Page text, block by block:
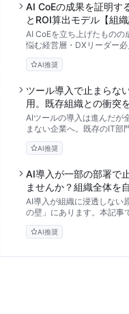
AI CoEの成果を証明す
とROI算出モデル【組
践アプローチ】
AI CoEを立ち上げたものの
悩む経営層・DXリーダー必
能な組織設計に不可欠な4つ
トフォリオと、次年度予算
視点から解説します。
AI推奨
ツール導入で止まらな
用。既存組織との衝突
を最大化する推進体制
AIツールの導入は進んだが
まない企業へ。既存のIT部
複を防ぎ、現場を巻き込む
進組織）の設計方法を、
す。
AI推奨
AI導入が一部の部署で
ませんか？組織全体を
くAI CoE構築術
AI導入が組織に浸透しない
の壁」にあります。本記事
な業務自動化を牽引する司
CoE」の4つの組織モデル、
践的な構築手順を専門家の
AI推奨